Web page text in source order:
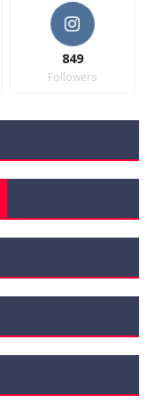
849
Followers